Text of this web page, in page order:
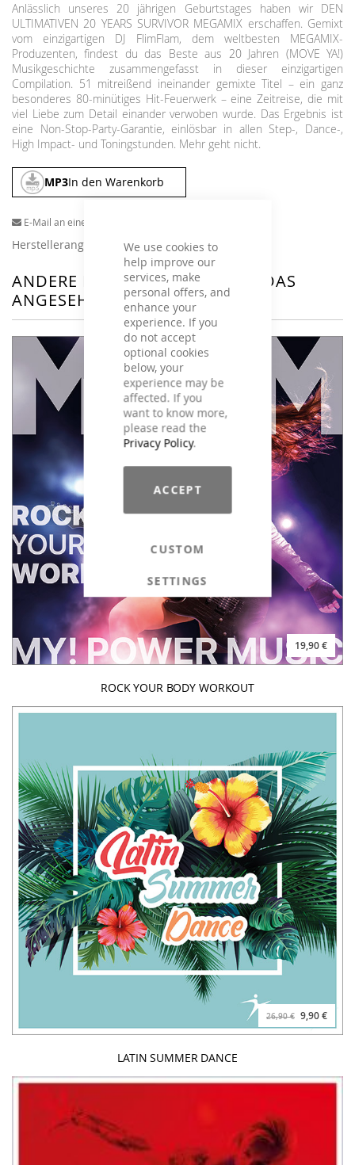
We use cookies to
help improve our
services, make
personal offers, and
enhance your
experience. If you
do not accept
optional cookies
below, your
experience may be
affected. If you
want to know more,
please read the
Privacy Policy.
ACCEPT
CUSTOM
SETTINGS
Anlässlich unseres 20 jährigen Geburtstages haben wir DEN
ULTIMATIVEN 20 YEARS SURVIVOR MEGAMIX erschaffen. Gemixt
vom einzigartigen DJ FlimFlam, dem weltbesten MEGAMIX-
Produzenten, findest du das Beste aus 20 Jahren (MOVE YA!)
Musikgeschichte zusammengefasst in dieser einzigartigen
Compilation. 51 mitreißend ineinander gemixte Titel – ein ganz
besonderes 80-minütiges Hit-Feuerwerk – eine Zeitreise, die mit
viel Liebe zum Detail einander verwoben wurde. Das Ergebnis ist
eine Non-Stop-Party-Garantie, einlösbar in allen Step-, Dance-,
High Impact- und Toningstunden. Mehr geht nicht.
MP3In den Warenkorb
E-Mail an einen Freund
Herstellerangaben
ANDERE KUNDEN HABEN SICH DAS
ANGESEHEN
19,90 €
ROCK YOUR BODY WORKOUT
26,90 € 9,90 €
LATIN SUMMER DANCE